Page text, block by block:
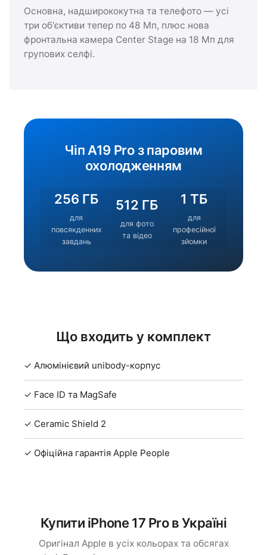
Основна, надширококутна та телефото — усі
три об'єктиви тепер по 48 Мп, плюс нова
фронтальна камера Center Stage на 18 Мп для
групових селфі.
Чіп A19 Pro з паровим
охолодженням
256 ГБ
для
повсякденних
завдань
512 ГБ
для фото
та відео
1 ТБ
для
професійної
зйомки
Що входить у комплект
✓ Алюмінієвий unibody-корпус
✓ Face ID та MagSafe
✓ Ceramic Shield 2
✓ Офіційна гарантія Apple People
Купити iPhone 17 Pro в Україні
Оригінал Apple в усіх кольорах та обсягах